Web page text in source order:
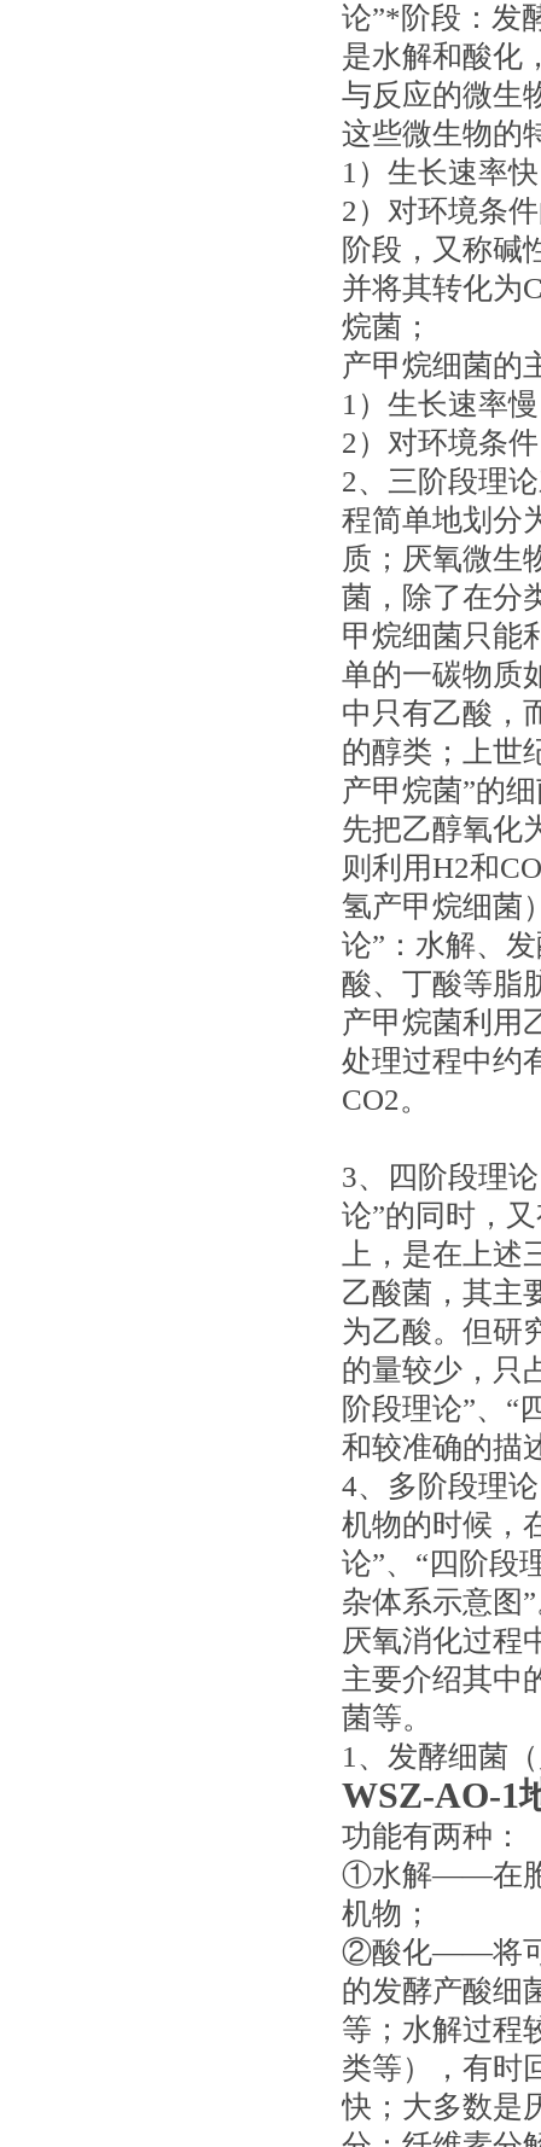
论”*阶段：发
是水解和酸化
与反应的微生
这些微生物的
1）生长速率
2）对环境条
阶段，又称碱
并将其转化为
烷菌；
产甲烷细菌的
1）生长速率
2）对环境条
2、三阶段理
程简单地划分
质；厌氧微生
菌，除了在分
甲烷细菌只能
单的一碳物质
中只有乙酸，
的醇类；上世
产甲烷菌”的
先把乙醇氧化
则利用H2和
氢产甲烷细菌
论”：水解、
酸、丁酸等脂
产甲烷菌利用
处理过程中约
CO2。
3、四阶段理
论”的同时，
上，是在上
乙酸菌，其主
为乙酸。但研
的量较少，只
阶段理论”、“
和较准确的描
4、多阶段理
机物的时候，
论”、“四阶段
杂体系示意图
厌氧消化过程
主要介绍其中
菌等。
1、发酵细菌
WSZ-AO-1
功能有两种：
①水解——在胞
机物；
②酸化——将可
的发酵产酸细
等；水解过程
类等），有时
快；大多数是